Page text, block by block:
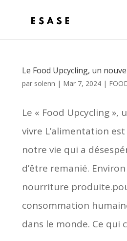
Le Food Upcycling, un
par solenn | Mar 7, 2024|
Le « Food Upcycling »,
vivre L’alimentation
notre vie qui a
d’être remanié.
nourriture
consommation
dans le monde. Ce qui